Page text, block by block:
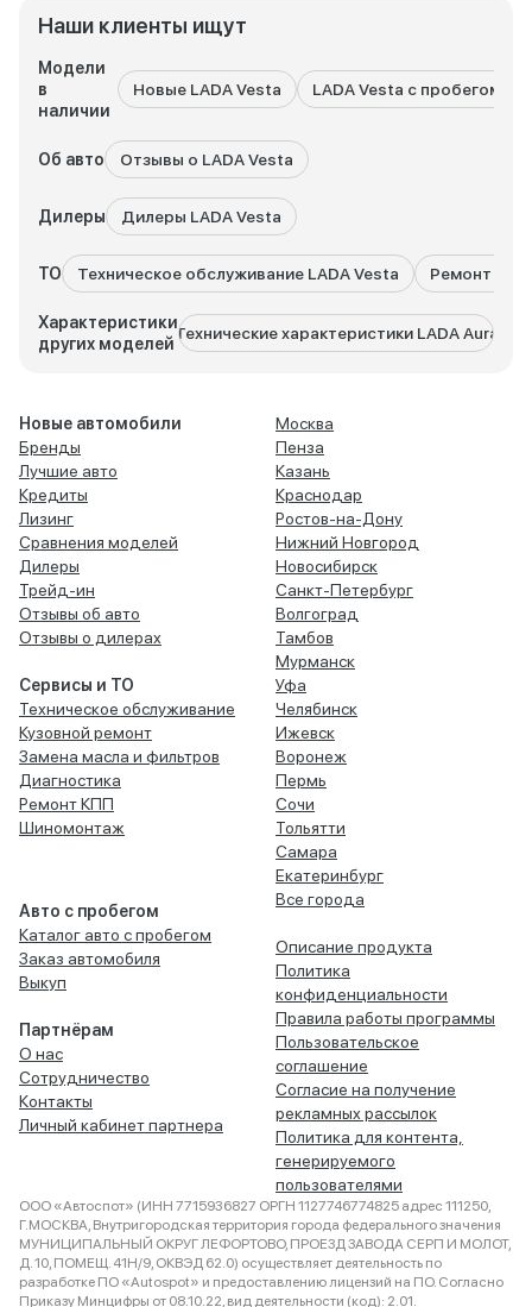
Наши клиенты ищут
Модели
в
наличии
Новые LADA Vesta LADA Vesta с пробегом
Об авто Отзывы о LADA Vesta
Дилеры Дилеры LADA Vesta
ТО Техническое обслуживание LADA Vesta Ремонт
Характеристики
других моделей
Технические характеристики LADA Aura
Новые автомобили
Бренды
Лучшие авто
Кредиты
Лизинг
Сравнения моделей
Дилеры
Трейд-ин
Отзывы об авто
Отзывы о дилерах
Сервисы и ТО
Техническое обслуживание
Кузовной ремонт
Замена масла и фильтров
Диагностика
Ремонт КПП
Шиномонтаж
Авто с пробегом
Каталог авто с пробегом
Заказ автомобиля
Выкуп
Партнёрам
О нас
Сотрудничество
Контакты
Личный кабинет партнера
Москва
Пенза
Казань
Краснодар
Ростов-на-Дону
Нижний Новгород
Новосибирск
Санкт-Петербург
Волгоград
Тамбов
Мурманск
Уфа
Челябинск
Ижевск
Воронеж
Пермь
Сочи
Тольятти
Самара
Екатеринбург
Все города
Описание продукта
Политика
конфиденциальности
Правила работы программы
Пользовательское
соглашение
Согласие на получение
рекламных рассылок
Политика для контента,
генерируемого
пользователями
ООО «Автоспот» (ИНН 7715936827 ОРГН 1127746774825 адрес 111250,
Г.МОСКВА, Внутригородская территория города федерального значения
МУНИЦИПАЛЬНЫЙ ОКРУГ ЛЕФОРТОВО, ПРОЕЗД ЗАВОДА СЕРП И МОЛОТ,
Д. 10, ПОМЕЩ. 41Н/9, ОКВЭД 62.0) осуществляет деятельность по
разработке ПО «Autospot» и предоставлению лицензий на ПО. Согласно
Приказу Минцифры от 08.10.22, вид деятельности (код): 2.01.